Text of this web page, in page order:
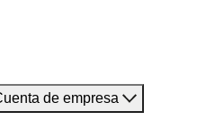
de empresa